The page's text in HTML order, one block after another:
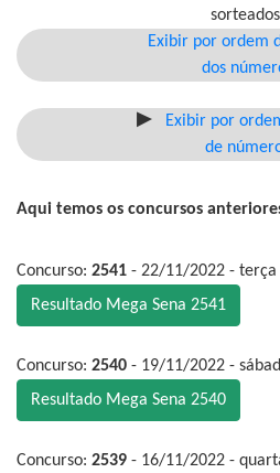
Exibir por ordem
dos
Exibir por
de
Aqui temos os concursos
Concurso: 2541 - 22/11/2022 - terça
Resultado Mega Sena 2541
Concurso: 2540 - 19/11/2022 -
Resultado Mega Sena 2540
Concurso: 2539 - 16/11/2022 -